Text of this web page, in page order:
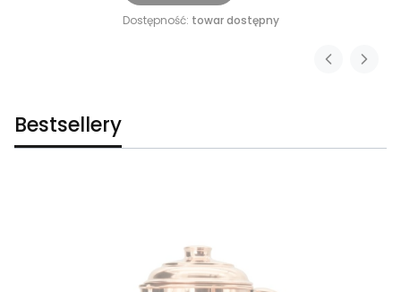
Dostępność: towar dostępny
Bestsellery